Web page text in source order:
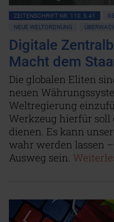
ZEITENSCHRIFT NR. 110, S.41
NEUE WELTORDNUNG
Digitale
Macht dem
Die globalen Eliten
neuen
Weltregierung
Werkzeug hierfür
dienen. Es kann
wahr werden lassen
Ausweg sein.